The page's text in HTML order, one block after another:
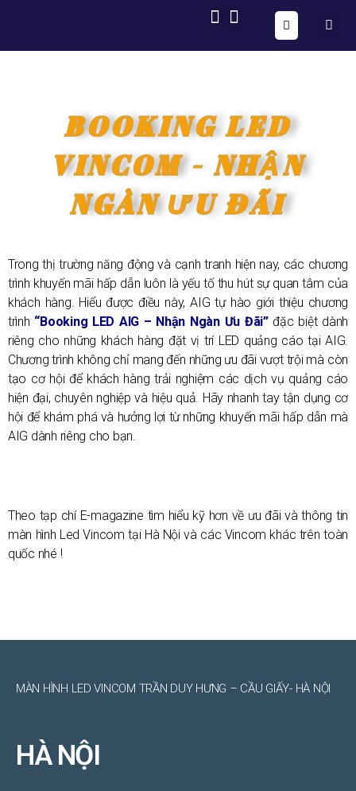
BOOKING LED
VINCOM - NHẬN
NGÀN ƯU ĐÃI
Trong thị trường năng động và cạnh tranh hiện nay, các chương
trình khuyến mãi hấp dẫn luôn là yếu tố thu hút sự quan tâm của
khách hàng. Hiểu được điều này, AIG tự hào giới thiệu chương
trình “Booking LED AIG – Nhận Ngàn Ưu Đãi”đặc biệt dành
riêng cho những khách hàng đặt vị trí LED quảng cáo tại AIG.
Chương trình không chỉ mang đến những ưu đãi vượt trội mà còn
tạo cơ hội để khách hàng trải nghiệm các dịch vụ quảng cáo
hiện đại, chuyên nghiệp và hiệu quả. Hãy nhanh tay tận dụng cơ
hội để khám phá và hưởng lợi từ những khuyến mãi hấp dẫn mà
AIG dành riêng cho bạn.
Theo tạp chí E-magazine tìm hiểu kỹ hơn về ưu đãi và thông tin
màn hình Led Vincom tại Hà Nội và các Vincom khác trên toàn
quốc nhé !
MÀN HÌNH LED VINCOM TRẦN DUY HƯNG – CẦU GIẤY- HÀ NỘI
HÀ NỘI